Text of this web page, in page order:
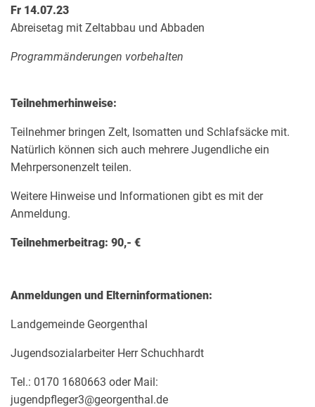
Fr 14.07.23
Abreisetag mit Zeltabbau und Abbaden
Programmänderungen vorbehalten
Teilnehmerhinweise:
Teilnehmer bringen Zelt, Isomatten und Schlafsäcke mit.
Natürlich können sich auch mehrere Jugendliche ein
Mehrpersonenzelt teilen.
Weitere Hinweise und Informationen gibt es mit der
Anmeldung.
Teilnehmerbeitrag: 90,- €
Anmeldungen und Elterninformationen:
Landgemeinde Georgenthal
Jugendsozialarbeiter Herr Schuchhardt
Tel.: 0170 1680663 oder Mail:
jugendpfleger3@georgenthal.de